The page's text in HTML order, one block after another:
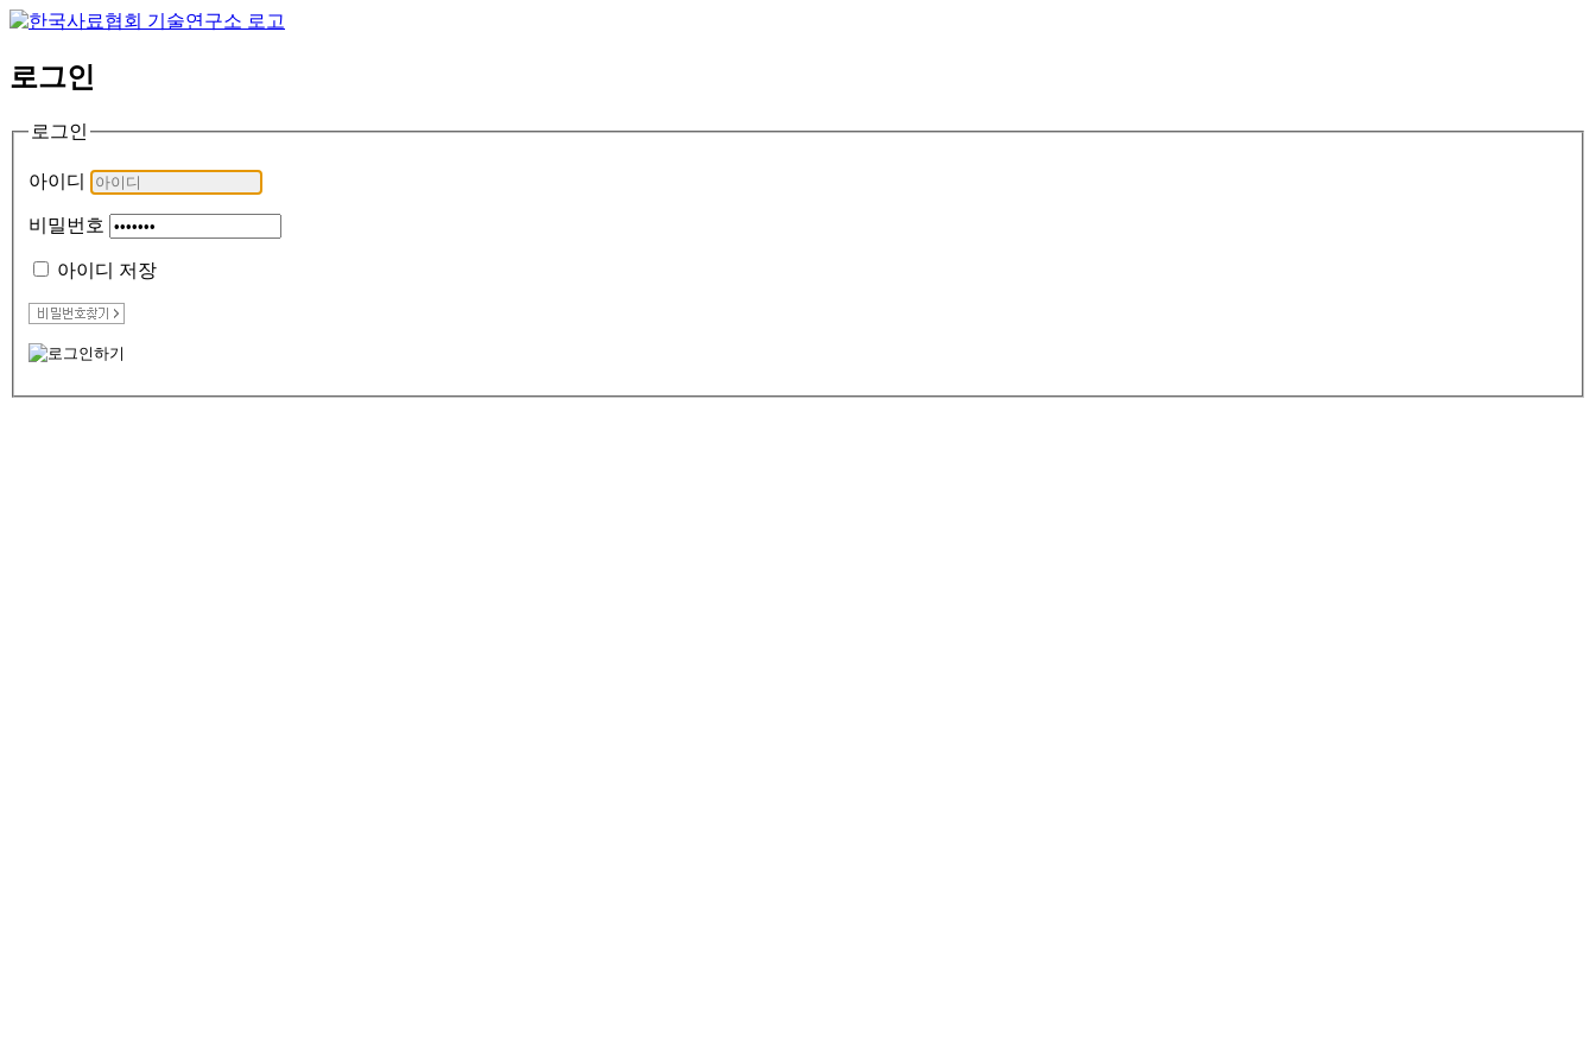
로그인
로그인
아이디
비밀번호
아이디 저장